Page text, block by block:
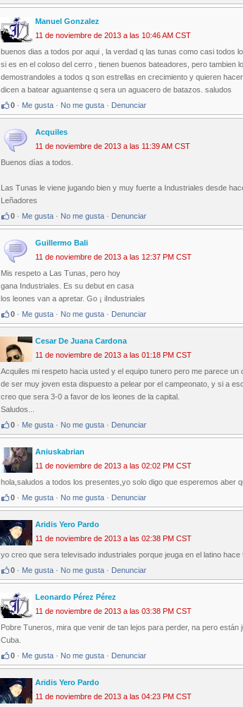
Manuel Gonzalez
11 de noviembre de 2013 a las 10:46 AM CST
buenos dias a todos por aqui , la verdad q las tunas como casi todos
si es en el coloso del cerro , tienen buenos bateadores, pero tambien
demostrandoles a todos q son estrellas en crecimiento y quieren
dicen a batear aguantense q sera un aguacero de batazos. saludos
0 · Me gusta · No me gusta · Denunciar
Acquiles
11 de noviembre de 2013 a las 11:39 AM CST
Buenos días a todos.
Las Tunas le viene jugando bien y muy fuerte a Industriales desde
Leñadores
0 · Me gusta · No me gusta · Denunciar
Guillermo Bali
11 de noviembre de 2013 a las 12:37 PM CST
Mis respeto a Las Tunas, pero hoy
gana Industriales. Es su debut en casa
los leones van a apretar. Go ¡ iIndustriales
0 · Me gusta · No me gusta · Denunciar
Cesar De Juana Cardona
11 de noviembre de 2013 a las 01:18 PM CST
Acquiles mi respeto hacia usted y el equipo tunero pero me parece
de ser muy joven esta dispuesto a pelear por el campeonato, y si a
creo que sera 3-0 a favor de los leones de la capital.
Saludos...
0 · Me gusta · No me gusta · Denunciar
Aniuskabrian
11 de noviembre de 2013 a las 02:02 PM CST
hola,saludos a todos los presentes,yo solo digo que esperemos aber
0 · Me gusta · No me gusta · Denunciar
Aridis Yero Pardo
11 de noviembre de 2013 a las 02:38 PM CST
yo creo que sera televisado industriales porque jeuga en el latino hace
0 · Me gusta · No me gusta · Denunciar
Leonardo Pérez Pérez
11 de noviembre de 2013 a las 03:38 PM CST
Pobre Tuneros, mira que venir de tan lejos para perder, na pero
Cuba.
0 · Me gusta · No me gusta · Denunciar
Aridis Yero Pardo
11 de noviembre de 2013 a las 04:23 PM CST